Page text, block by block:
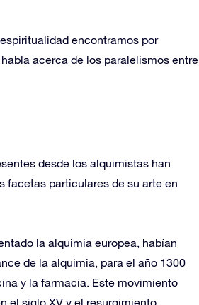
encontramos por
acerca de los paralelismos entre
desde los alquimistas han
facetas particulares de su arte en
la alquimia europea, habían
de la alquimia, para el año 1300
y la farmacia. Este movimiento
el siglo XV y el resurgimiento